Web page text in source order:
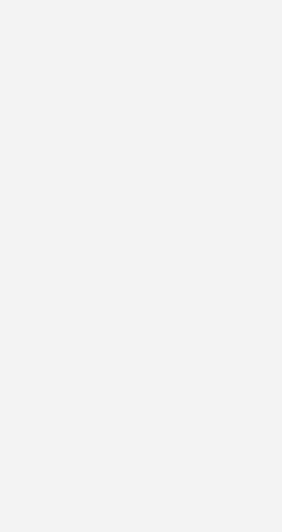
Anschluss von großen Speicher gefährdet
Ausbau der Systeme. Die Kosten sollten
entlasten die Speicher das
Was kann das für die
Ob diese von der Union tatsächlich
zeigen. Doch die Branchen der erneuerbaren
und fordern staatspolitisches Handeln von